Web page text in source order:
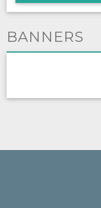
BANNERS